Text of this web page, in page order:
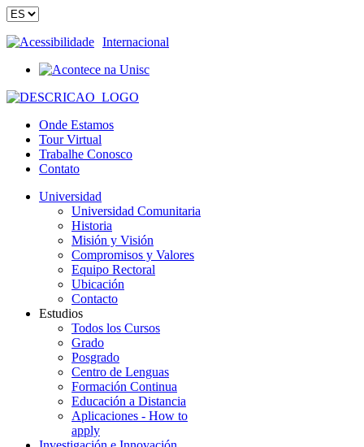
Acessibilidade Internacional
Onde Estamos
Tour Virtual
Trabalhe Conosco
Contato
Universidad
Universidad Comunitaria
Historia
Misión y Visión
Compromisos y Valores
Equipo Rectoral
Ubicación
Contacto
Estudios
Todos los Cursos
Grado
Posgrado
Centro de Lenguas
Formación Continua
Educación a Distancia
Aplicaciones - How to
apply